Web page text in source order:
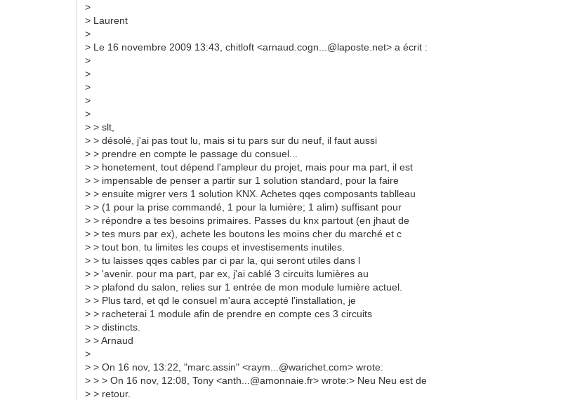
>
> Laurent
>
> Le 16 novembre 2009 13:43, chitloft <arnaud.cogn...@laposte.net> a écrit :
>
>
>
>
>
> > slt,
> > désolé, j'ai pas tout lu, mais si tu pars sur du neuf, il faut aussi
> > prendre en compte le passage du consuel...
> > honetement, tout dépend l'ampleur du projet, mais pour ma part, il est
> > impensable de penser a partir sur 1 solution standard, pour la faire
> > ensuite migrer vers 1 solution KNX. Achetes qqes composants tablleau
> > (1 pour la prise commandé, 1 pour la lumière; 1 alim) suffisant pour
> > répondre a tes besoins primaires. Passes du knx partout (en jhaut de
> > tes murs par ex), achete les boutons les moins cher du marché et c
> > tout bon. tu limites les coups et investisements inutiles.
> > tu laisses qqes cables par ci par la, qui seront utiles dans l
> > 'avenir. pour ma part, par ex, j'ai cablé 3 circuits lumières au
> > plafond du salon, relies sur 1 entrée de mon module lumière actuel.
> > Plus tard, et qd le consuel m'aura accepté l'installation, je
> > racheterai 1 module afin de prendre en compte ces 3 circuits
> > distincts.
> > Arnaud
>
> > On 16 nov, 13:22, "marc.assin" <raym...@warichet.com> wrote:
> > > On 16 nov, 12:08, Tony <anth...@amonnaie.fr> wrote:> Neu Neu est de
> > retour.